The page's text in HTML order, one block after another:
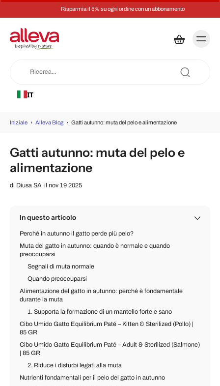
Risparmia il 5% su ogni ordine con un abbonamento
IT
Iniziale › Alleva Blog › Gatti autunno: muta del pelo e alimentazione
Gatti autunno: muta del pelo e
alimentazione
di Diusa SA il nov 19 2025
In questo articolo
Perché in autunno il gatto perde più pelo?
Muta del gatto in autunno: quando è normale e quando
preoccuparsi
Segnali di muta normale
Quando preoccuparsi
Alimentazione del gatto in autunno: perché è fondamentale
durante la muta
1. Supporta la formazione di un mantello forte e sano
Cibo Umido Gatto Equilibrium Paté – Kitten & Sterilized (Pollo) |
85 GR
Cibo Umido Gatto Equilibrium Paté – Adult & Sterilized (Salmone)
| 85 GR
2. Riduce i disturbi legati alla muta
Nutrienti fondamentali per il pelo del gatto in autunno